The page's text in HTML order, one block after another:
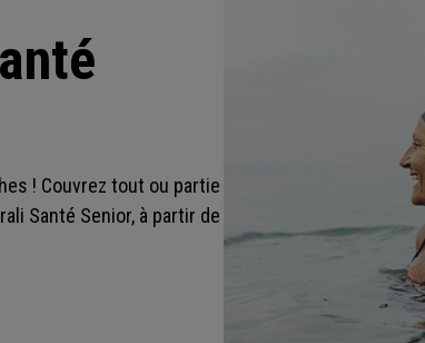
! Couvrez tout ou partie
Santé Senior, à partir de